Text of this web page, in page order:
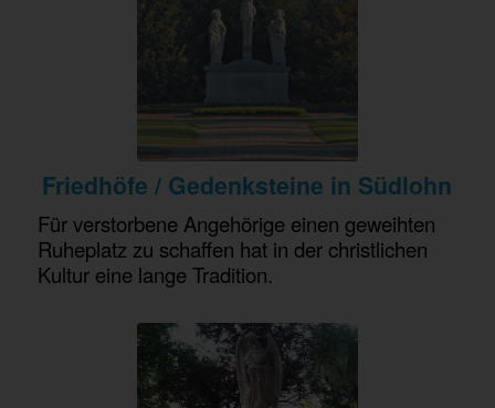
Friedhöfe / Gedenksteine in Südlohn
Für verstorbene Angehörige einen geweihten
Ruheplatz zu schaffen hat in der christlichen
Kultur eine lange Tradition.